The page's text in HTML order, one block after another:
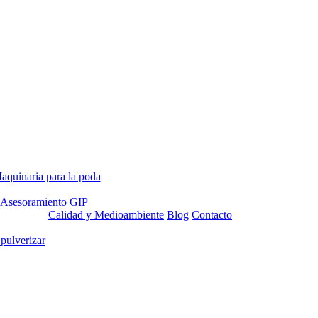
para la poda
Asesoramiento GIP
Calidad y Medioambiente Blog Contacto